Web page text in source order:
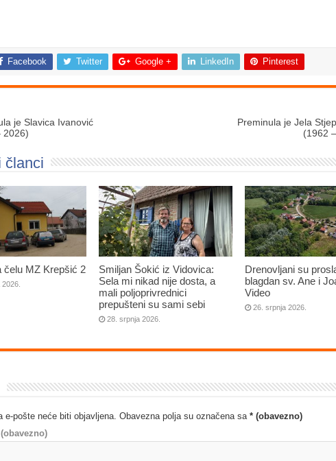
Facebook Twitter Google + LinkedIn Pinterest
je Slavica Ivanović
2026)
Preminula je Jela
(1962
članci
čelu MZ Krepšić 2
Smiljan Šokić iz Vidovica:
Sela mi nikad nije dosta, a
mali poljoprivrednici
prepušteni su sami sebi
28. srpnja 2026.
Drenovljani su
blagdan sv. Ane i
Video
26. srpnja 2026.
e-pošte neće biti objavljena. Obavezna polja su označena sa * (obavezno)